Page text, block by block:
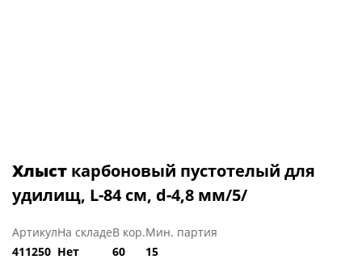
Хлыст карбоновый пустотелый для
удилищ, L-84 см, d-4,8 мм/5/
Артикул
411250
На складе
Нет
В кор.
60
Мин. партия
15